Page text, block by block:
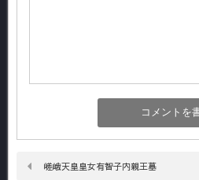
嵯峨天皇皇女有智子内親王墓